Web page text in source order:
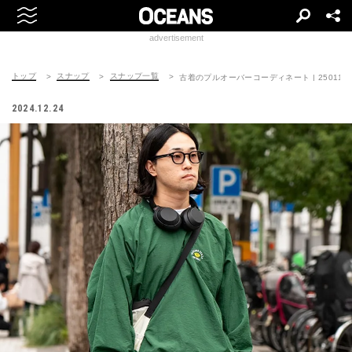
advertisement
トップ スナップ スナップ一覧 古着のプルオーバーコーディネート |
2024.12.24